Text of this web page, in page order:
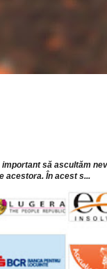
să ascultăm
acestora. În acest s...